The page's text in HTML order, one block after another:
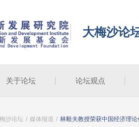
大梅沙论
关于论坛 论坛观点
沙论坛 / 媒体报道 / 林毅夫教授荣获中国经济理论